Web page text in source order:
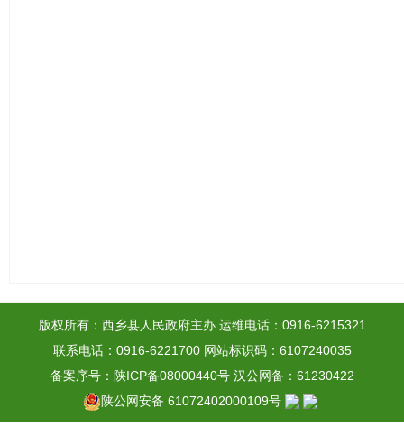
版权所有：西乡县人民政府主办 运维电话：0916-6215321
联系电话：0916-6221700 网站标识码：6107240035
备案序号：陕ICP备08000440号 汉公网备：61230422
陕公网安备 61072402000109号